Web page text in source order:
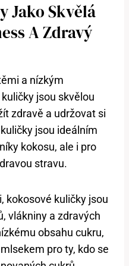
Jako Skvělá
A Zdravý
a nízkým
jsou skvělou
zdravě a udržovat si
jsou ideálním
kokosu, ale i pro
stravu.
kokosové kuličky jsou
vlákniny a zdravých
obsahu cukru,
pro ty, kdo se